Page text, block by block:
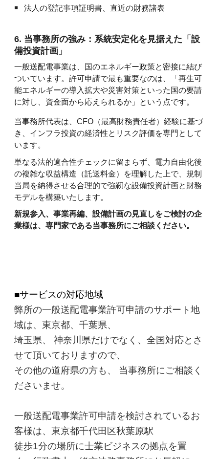
法人の登記事項証明書、直近の財務諸表
6. 当事務所の強み：系統安定化を見据えた「設
備投資計画」
一般送配電事業は、国のエネルギー政策と密接に結び
ついています。許可申請で最も重要なのは、「再生可
能エネルギーの導入拡大や災害対策といった国の要請
に対し、資金面から応えられるか」という点です。
当事務所代表は、CFO（最高財務責任者）経験に基づ
き、インフラ投資の経済性とリスク評価を専門として
います。
単なる法的適合性チェックに留まらず、電力自由化後
の複雑な収益構造（託送料金）を理解した上で、規制
当局を納得させる合理的で強靭な設備投資計画と財務
モデルを構築いたします。
新規参入、事業再編、設備計画の見直しをご検討の企
業様は、専門家である当事務所にご相談ください。
■サービスの対応地域
弊所の一般送配電事業許可申請のサポート地
域は、東京都、千葉県、
埼玉県、 神奈川県だけでなく、全国対応とさ
せて頂いておりますので、
その他の道府県の方も、 当事務所にご相談く
ださいませ。
一般送配電事業許可申請を検討されているお
客様は、東京都千代田区秋葉原駅
徒歩1分の場所に士業ビジネスの拠点を置